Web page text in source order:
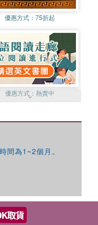
優惠方式： 75折起
優惠方式： 熱賣中
間為1~2個月。